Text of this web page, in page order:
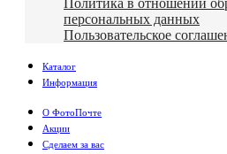
Политика в отношении
персональных данных
Пользовательское
Каталог
Информация
О ФотоПочте
Акции
Сделаем за вас